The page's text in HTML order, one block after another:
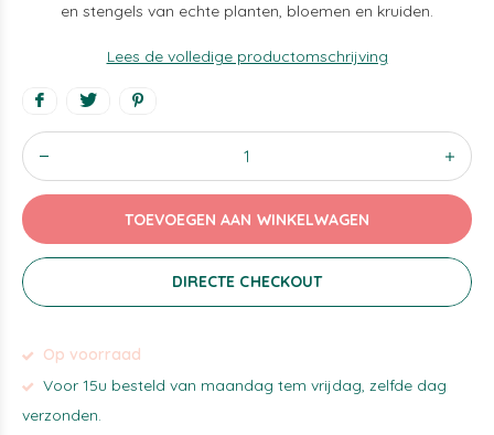
en stengels van echte planten, bloemen en kruiden.
Lees de volledige productomschrijving
TOEVOEGEN AAN WINKELWAGEN
DIRECTE CHECKOUT
Op voorraad
Voor 15u besteld van maandag tem vrijdag, zelfde dag
verzonden.